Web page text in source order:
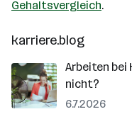
Gehaltsvergleich.
karriere.blog
Arbeiten bei
nicht?
6.7.2026